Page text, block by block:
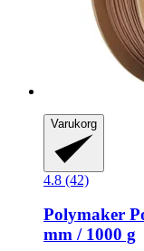
Varukorg
4.8 (42)
Polymaker
mm / 1000 g